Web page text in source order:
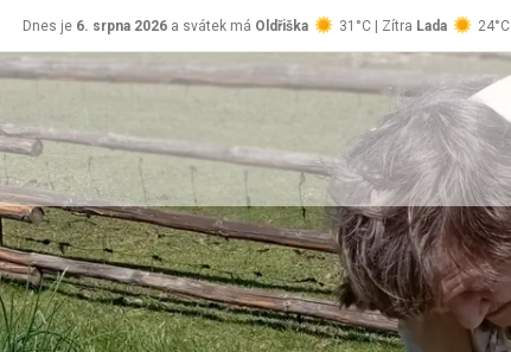
Dnes je 6. srpna 2026a svátek má Oldřiška 31°C | Zítra Lada 24°C